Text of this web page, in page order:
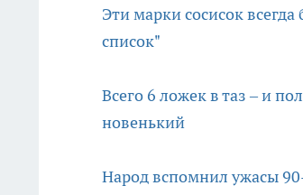
Эти марки сосисок
список"
Всего 6 ложек в таз – и
новенький
Народ вспомнил ужасы